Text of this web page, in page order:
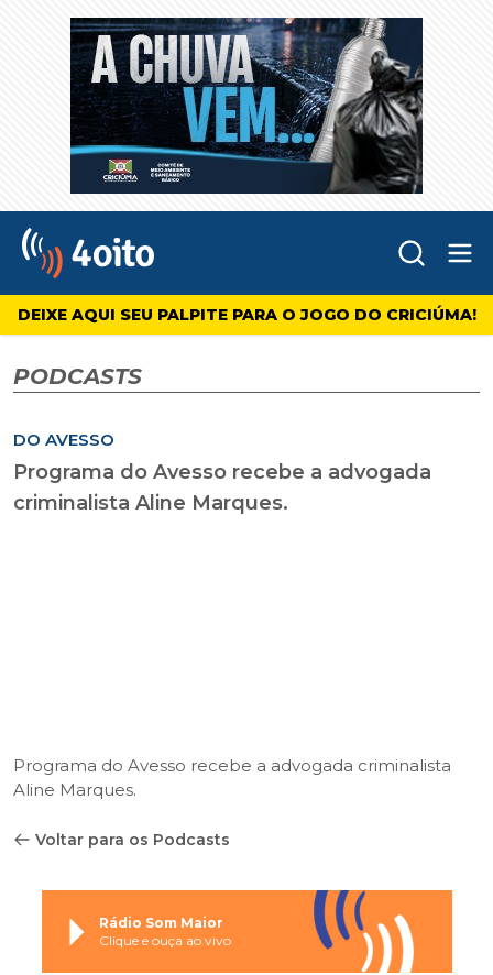
4oito
DEIXE AQUI SEU PALPITE PARA O JOGO DO CRICIÚMA!
PODCASTS
DO AVESSO
Programa do Avesso recebe a advogada
criminalista Aline Marques.
Programa do Avesso recebe a advogada criminalista
Aline Marques.
Voltar para os Podcasts
Rádio Som Maior
Clique e ouça ao vivo